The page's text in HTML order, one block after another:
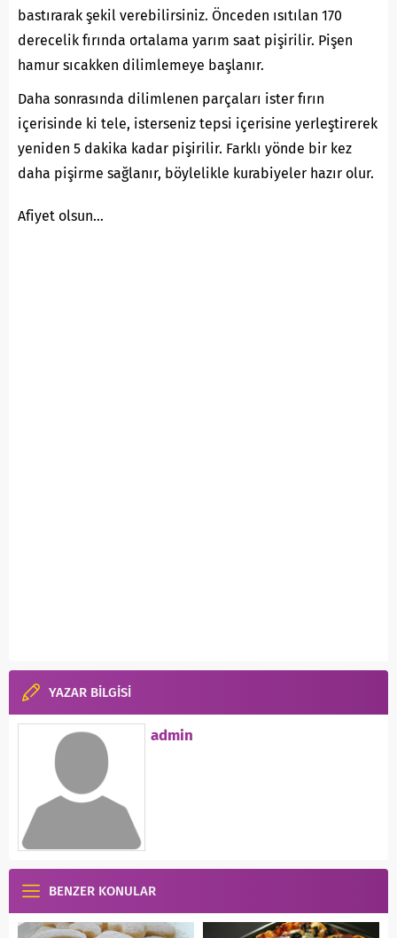
bastırarak şekil verebilirsiniz. Önceden ısıtılan 170
derecelik fırında ortalama yarım saat pişirilir. Pişen
hamur sıcakken dilimlemeye başlanır.
Daha sonrasında dilimlenen parçaları ister fırın
içerisinde ki tele, isterseniz tepsi içerisine yerleştirerek
yeniden 5 dakika kadar pişirilir. Farklı yönde bir kez
daha pişirme sağlanır, böylelikle kurabiyeler hazır olur.
Afiyet olsun…
YAZAR BİLGİSİ
admin
BENZER KONULAR